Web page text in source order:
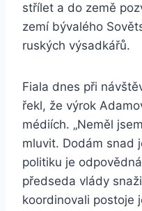
střílet a do země
zemí bývalého
ruských výsadkářů.
Fiala dnes při
řekl, že výrok
médiích. „Neměl
mluvit. Dodám snad
politiku je
předseda vlády
koordinovali postoje